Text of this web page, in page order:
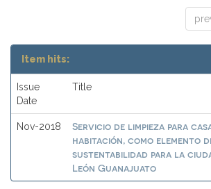
Item hits:
Issue
Date
Title
Nov-2018
Servicio de limpieza para
habitación, como elemento
sustentabilidad para la
León Guanajuato